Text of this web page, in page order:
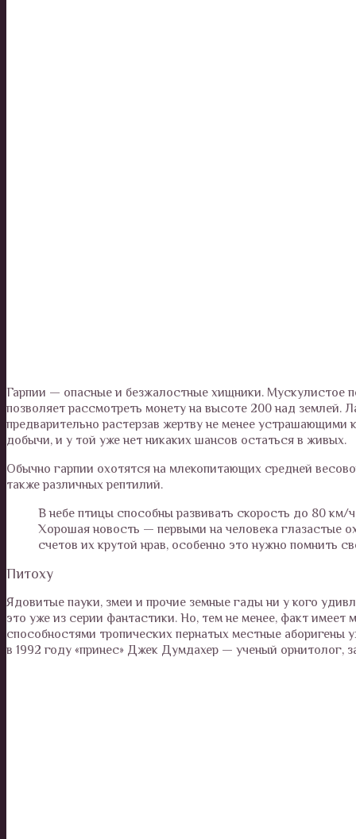
Гарпии — опасные и безжалостные хищники. Мускулистое
позволяет рассмотреть монету на высоте 200 над землей.
предварительно растерзав жертву не менее
добычи, и у той уже нет никаких шансов остаться в живых.
Обычно гарпии охотятся на млекопитающих средней
также различных рептилий.
В небе птицы способны развивать скорость до 80 км/
Хорошая новость — первыми на человека глазастые
счетов их крутой нрав, особенно это нужно помнить
Питоху
Ядовитые пауки, змеи и прочие земные гады ни у кого
это уже из серии фантастики. Но, тем не менее, факт
способностями тропических пернатых местные
в 1992 году «принес» Джек Думдахер — ученый орнитолог,